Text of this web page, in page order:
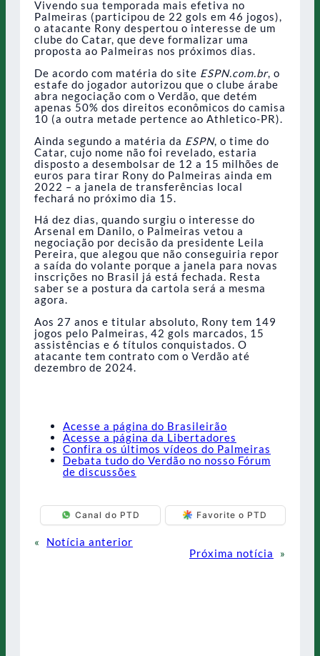
Vivendo sua temporada mais efetiva no
Palmeiras (participou de 22 gols em 46 jogos),
o atacante Rony despertou o interesse de um
clube do Catar, que deve formalizar uma
proposta ao Palmeiras nos próximos dias.
De acordo com matéria do site ESPN.com.br, o
estafe do jogador autorizou que o clube árabe
abra negociação com o Verdão, que detém
apenas 50% dos direitos econômicos do camisa
10 (a outra metade pertence ao Athletico-PR).
Ainda segundo a matéria da ESPN, o time do
Catar, cujo nome não foi revelado, estaria
disposto a desembolsar de 12 a 15 milhões de
euros para tirar Rony do Palmeiras ainda em
2022 – a janela de transferências local
fechará no próximo dia 15.
Há dez dias, quando surgiu o interesse do
Arsenal em Danilo, o Palmeiras vetou a
negociação por decisão da presidente Leila
Pereira, que alegou que não conseguiria repor
a saída do volante porque a janela para novas
inscrições no Brasil já está fechada. Resta
saber se a postura da cartola será a mesma
agora.
Aos 27 anos e titular absoluto, Rony tem 149
jogos pelo Palmeiras, 42 gols marcados, 15
assistências e 6 títulos conquistados. O
atacante tem contrato com o Verdão até
dezembro de 2024.
Acesse a página do Brasileirão
Acesse a página da Libertadores
Confira os últimos vídeos do Palmeiras
Debata tudo do Verdão no nosso Fórum
de discussões
Canal do PTD Favorite o PTD
«
Notícia anterior
Próxima notícia
»